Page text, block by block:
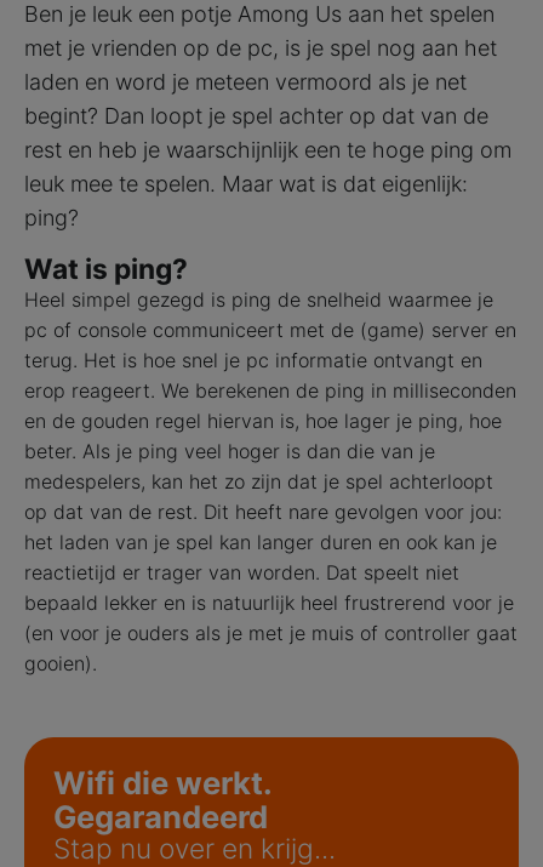
Ben je leuk een potje Among Us aan het spelen
met je vrienden op de pc, is je spel nog aan het
laden en word je meteen vermoord als je net
begint? Dan loopt je spel achter op dat van de
rest en heb je waarschijnlijk een te hoge ping om
leuk mee te spelen. Maar wat is dat eigenlijk:
ping?
Wat is ping?
Heel simpel gezegd is ping de snelheid waarmee je
pc of console communiceert met de (game) server en
terug. Het is hoe snel je pc informatie ontvangt en
erop reageert. We berekenen de ping in milliseconden
en de gouden regel hiervan is, hoe lager je ping, hoe
beter. Als je ping veel hoger is dan die van je
medespelers, kan het zo zijn dat je spel achterloopt
op dat van de rest. Dit heeft nare gevolgen voor jou:
het laden van je spel kan langer duren en ook kan je
reactietijd er trager van worden. Dat speelt niet
bepaald lekker en is natuurlijk heel frustrerend voor je
(en voor je ouders als je met je muis of controller gaat
gooien).
Wifi die werkt.
Gegarandeerd
Stap nu over en krijg...